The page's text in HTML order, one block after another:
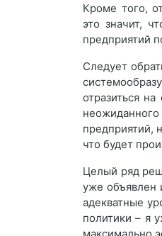
Кроме того,
это значит,
предприятий
Следует
отразиться
предприятий,
что будет
Целый ряд
уже объявлен
адекватные
политики – я